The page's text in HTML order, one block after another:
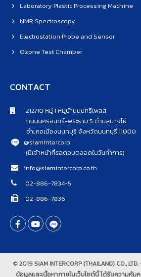
Laboratory Plastic Processing Machine
NMR Spectroscopy
Electrostation Probe and Sensor
Ozone Test Chamber
CONTACT
212/10 หมู่ 1 หมู่บ้านนนทรีเพลส
ถนนนครอินทร์-พระราม 5 ตำบลบางไผ่
อำเภอเมืองนนทบุรี จังหวัดนนทบุรี 11000
@siamintercorp
(มีเจ้าหน้าที่รอตอบตลอดในวันทำการ)
info@siamintercorp.co.th
02-886-7834-5
02-886-7836
© 2019 SIAM INTERCORP (THAILAND) CO.,
ข้อมูลและเนื้อหาภายในเว็บไซต์นี้ ได้รับความคุ้